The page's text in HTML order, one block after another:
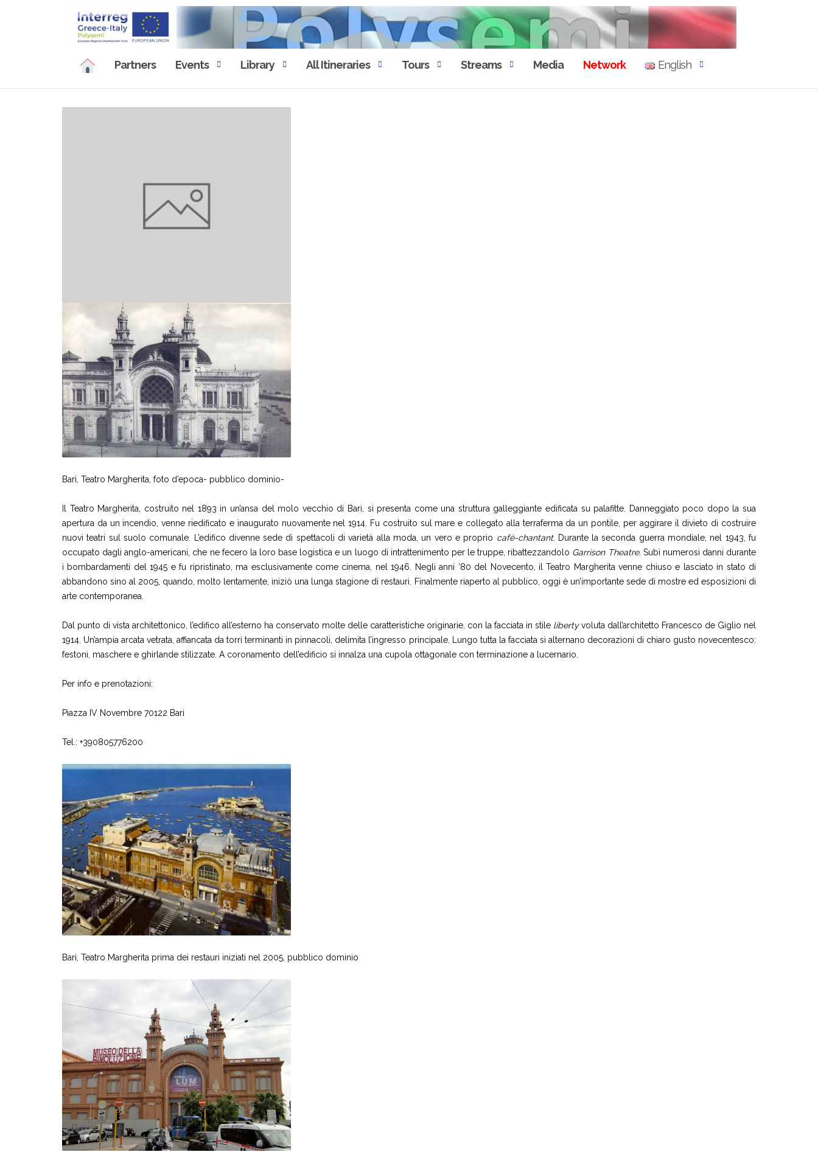
Partners Events Library All Itineraries Tours Streams Media Network English
Bari, Teatro Margherita, foto d’epoca- pubblico dominio-
Il Teatro Margherita, costruito nel 1893 in un’ansa del molo vecchio di Bari, si presenta come una struttura galleggiante edificata su palafitte. Danneggiato poco dopo la sua
apertura da un incendio, venne riedificato e inaugurato nuovamente nel 1914. Fu costruito sul mare e collegato alla terraferma da un pontile, per aggirare il divieto di costruire
nuovi teatri sul suolo comunale. L’edifico divenne sede di spettacoli di varietà alla moda, un vero e proprio cafè-chantant. Durante la seconda guerra mondiale, nel 1943, fu
occupato dagli anglo-americani, che ne fecero la loro base logistica e un luogo di intrattenimento per le truppe, ribattezzandolo Garrison Theatre. Subì numerosi danni durante
i bombardamenti del 1945 e fu ripristinato, ma esclusivamente come cinema, nel 1946. Negli anni ‘80 del Novecento, il Teatro Margherita venne chiuso e lasciato in stato di
abbandono sino al 2005, quando, molto lentamente, iniziò una lunga stagione di restauri. Finalmente riaperto al pubblico, oggi è un’importante sede di mostre ed esposizioni di
arte contemporanea.
Dal punto di vista architettonico, l’edifico all’esterno ha conservato molte delle caratteristiche originarie, con la facciata in stile libertyvoluta dall’architetto Francesco de Giglio nel
1914. Un’ampia arcata vetrata, affiancata da torri terminanti in pinnacoli, delimita l’ingresso principale. Lungo tutta la facciata si alternano decorazioni di chiaro gusto novecentesco:
festoni, maschere e ghirlande stilizzate. A coronamento dell’edificio si innalza una cupola ottagonale con terminazione a lucernario.
Per info e prenotazioni:
Piazza IV Novembre 70122 Bari
Tel.: +390805776200
Bari, Teatro Margherita prima dei restauri iniziati nel 2005, pubblico dominio